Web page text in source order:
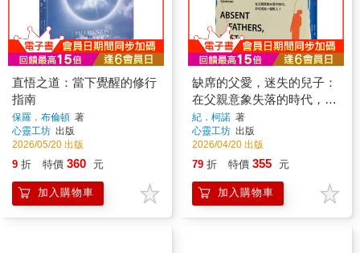
直悟之道：當下覺醒的修行
指南
保羅．布倫頓 著
心靈工坊 出版
2026/05/20 出版
9 折 特價 360 元
加入購物車
缺席的父愛，迷失的兒子：
在父親意象失落的時代，如
何成為一個男人？
紀．柯諾 著
心靈工坊 出版
2026/04/20 出版
79 折 特價 355 元
加入購物車